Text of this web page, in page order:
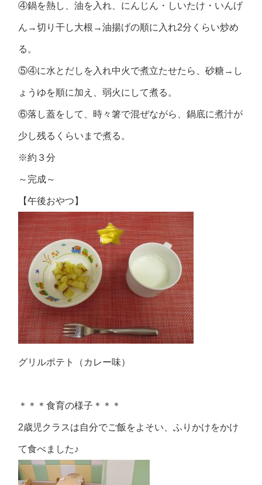
④鍋を熱し、油を入れ、にんじん・しいたけ・いんげ
ん→切り干し大根→油揚げの順に入れ2分くらい炒め
る。
⑤④に水とだしを入れ中火で煮立たせたら、砂糖→し
ょうゆを順に加え、弱火にして煮る。
⑥落し蓋をして、時々箸で混ぜながら、鍋底に煮汁が
少し残るくらいまで煮る。
※約３分
～完成～
【午後おやつ】
グリルポテト（カレー味）
＊＊＊食育の様子＊＊＊
2歳児クラスは自分でご飯をよそい、ふりかけをかけ
て食べました♪